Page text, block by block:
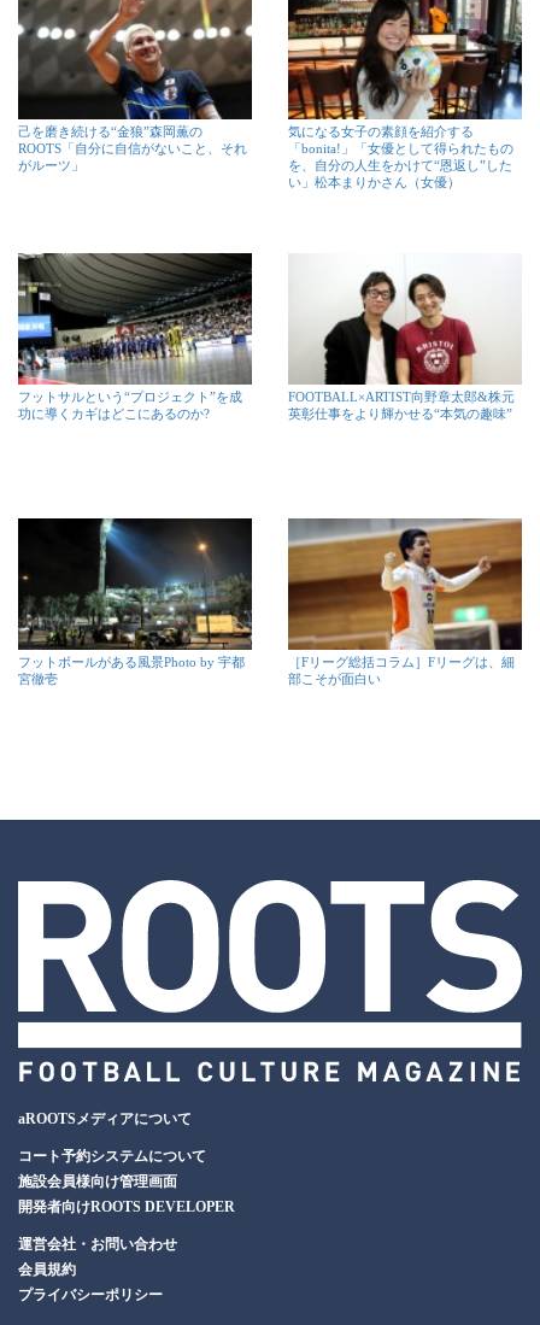
己を磨き続ける“金狼”森岡薫の
ROOTS「自分に自信がないこと、それ
がルーツ」
気になる女子の素顔を紹介する
「bonita!」「女優として得られたもの
を、自分の人生をかけて“恩返し”した
い」松本まりかさん（女優）
フットサルという“プロジェクト”を成
功に導くカギはどこにあるのか?
FOOTBALL×ARTIST向野章太郎&株元
英彰仕事をより輝かせる“本気の趣味”
フットボールがある風景Photo by 宇都
宮徹壱
［Fリーグ総括コラム］Fリーグは、細
部こそが面白い
aROOTSメディアについて
コート予約システムについて
施設会員様向け管理画面
開発者向けROOTS DEVELOPER
運営会社・お問い合わせ
会員規約
プライバシーポリシー